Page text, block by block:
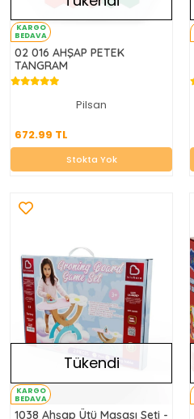
KARGO
BEDAVA
02 016 AHŞAP PETEK
TANGRAM
Pilsan
672.99 TL
672.99 TL
Stokta Yok
KARGO
BEDAVA
Tükendi
1038 Ahşap Ütü Masası Seti -